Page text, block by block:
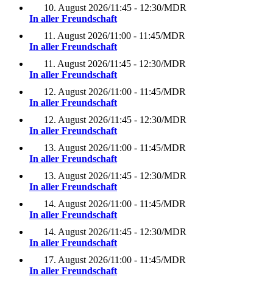
10. August 2026/11:45 - 12:30/MDR
In aller Freundschaft
11. August 2026/11:00 - 11:45/MDR
In aller Freundschaft
11. August 2026/11:45 - 12:30/MDR
In aller Freundschaft
12. August 2026/11:00 - 11:45/MDR
In aller Freundschaft
12. August 2026/11:45 - 12:30/MDR
In aller Freundschaft
13. August 2026/11:00 - 11:45/MDR
In aller Freundschaft
13. August 2026/11:45 - 12:30/MDR
In aller Freundschaft
14. August 2026/11:00 - 11:45/MDR
In aller Freundschaft
14. August 2026/11:45 - 12:30/MDR
In aller Freundschaft
17. August 2026/11:00 - 11:45/MDR
In aller Freundschaft